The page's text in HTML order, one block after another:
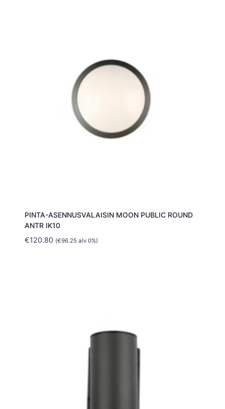
PINTA-ASENNUSVALAISIN MOON PUBLIC ROUND
ANTR IK10
€120.80 (€96.25alv 0%)